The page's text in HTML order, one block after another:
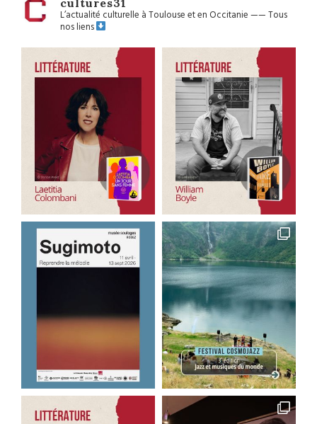
cultures31
L’actualité culturelle à Toulouse et en Occitanie——Tous
nos liens